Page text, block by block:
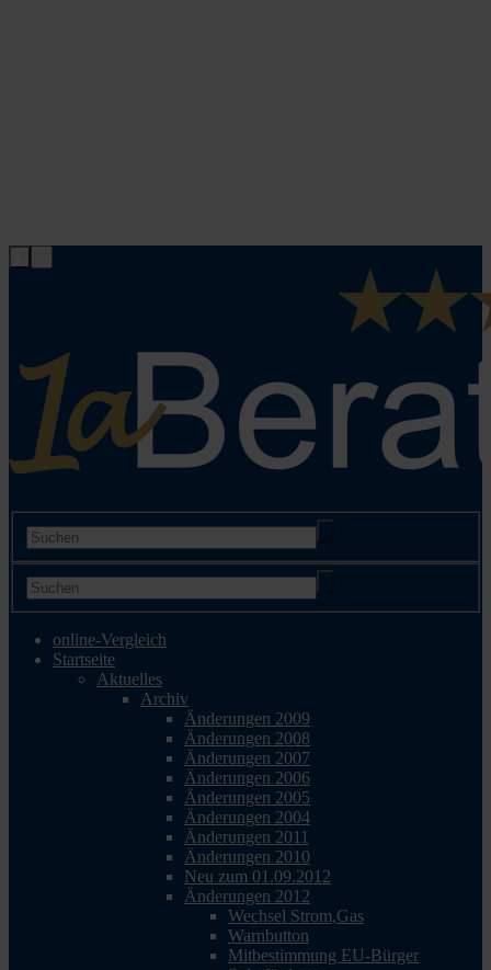
online-Vergleich
Startseite
Aktuelles
Archiv
Änderungen 2009
Änderungen 2008
Änderungen 2007
Änderungen 2006
Änderungen 2005
Änderungen 2004
Änderungen 2011
Änderungen 2010
Neu zum 01.09.2012
Änderungen 2012
Wechsel Strom,Gas
Warnbutton
Mitbestimmung EU-Bürger